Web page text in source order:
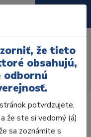
Definitívne
že tieto
obsahujú,
odbornú
potvrdzujete,
že ste si vedomý (á)
sa zoznámite s